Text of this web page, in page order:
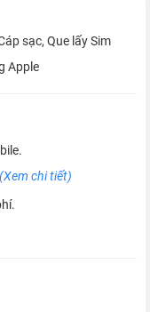
sạc, Que lấy Sim
Apple
(Xem chi tiết)